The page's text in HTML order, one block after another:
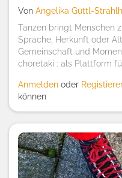
Von Angelika Güttl-
Tanzen bringt Menschen
Sprache, Herkunft oder
Gemeinschaft und
choretaki : als Plattform
Anmelden oder
können